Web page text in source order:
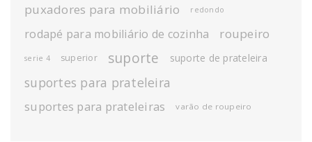
puxadores para mobiliário redondo
rodapé para mobiliário de cozinha roupeiro
serie 4 superior suporte suporte de prateleira
suportes para prateleira
suportes para prateleiras varão de roupeiro